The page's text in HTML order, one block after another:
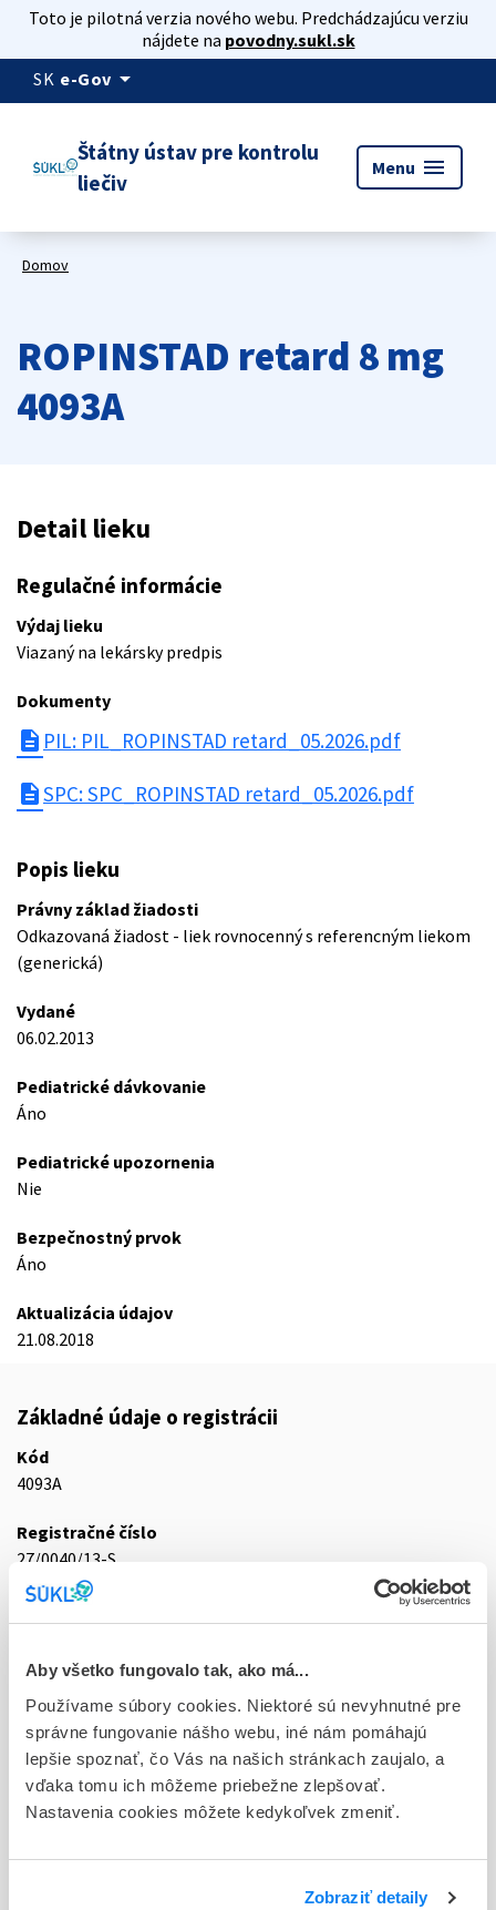
Aby všetko fungovalo tak, ako má...
Používame súbory cookies. Niektoré sú nevyhnutné pre
správne fungovanie nášho webu, iné nám pomáhajú
lepšie spoznať, čo Vás na našich stránkach zaujalo, a
vďaka tomu ich môžeme priebežne zlepšovať.
Nastavenia cookies môžete kedykoľvek zmeniť.
Zobraziť detaily
Toto je pilotná verzia nového webu. Predchádzajúcu verziu
nájdete na povodny.sukl.sk
SK e-Gov arrow_drop_down
Štátny ústav pre kontrolu
liečiv
Menu menu
Domov
ROPINSTAD retard 8 mg
4093A
Detail lieku
Regulačné informácie
Výdaj lieku
Viazaný na lekársky predpis
Dokumenty
description PIL: PIL_ROPINSTAD retard_05.2026.pdf
descriptionSPC: SPC_ROPINSTAD retard_05.2026.pdf
Popis lieku
Právny základ žiadosti
Odkazovaná žiadost - liek rovnocenný s referencným liekom
(generická)
Vydané
06.02.2013
Pediatrické dávkovanie
Áno
Pediatrické upozornenia
Nie
Bezpečnostný prvok
Áno
Aktualizácia údajov
21.08.2018
Základné údaje o registrácii
Kód
4093A
Registračné číslo
27/0040/13-S
Doplnok
Stav
D - Registrácia bez obmedzenia platnosti
Typ registračnej procedúry
Decentralizovaná
STADA Arzneimittel AG, Nemecko